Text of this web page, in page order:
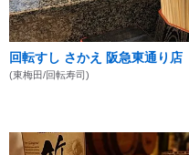
回転すし さかえ 阪急東通り店
(東梅田/回転寿司)